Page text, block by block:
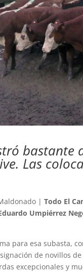
bastante
Las
|Todo El
Umpiérrez
para esa subasta,
de novillos
excepcionales y